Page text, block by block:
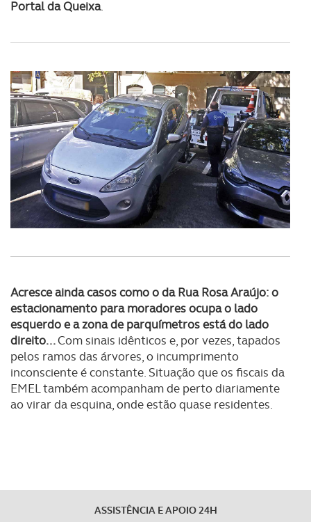
Portal da Queixa.
Acresce ainda casos como o da Rua Rosa Araújo: o
estacionamento para moradores ocupa o lado
esquerdo e a zona de parquímetros está do lado
direito...Com sinais idênticos e, por vezes, tapados
pelos ramos das árvores, o incumprimento
inconsciente é constante. Situação que os fiscais da
EMEL também acompanham de perto diariamente
ao virar da esquina, onde estão quase residentes.
ASSISTÊNCIA E APOIO 24H